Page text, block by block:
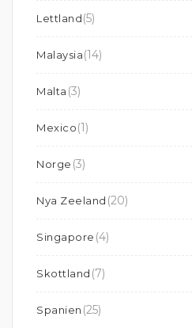
Lettland(5)
Malaysia(14)
Malta (3)
Mexico(1)
Norge (3)
Nya Zeeland (20)
Singapore (4)
Skottland (7)
Spanien (25)